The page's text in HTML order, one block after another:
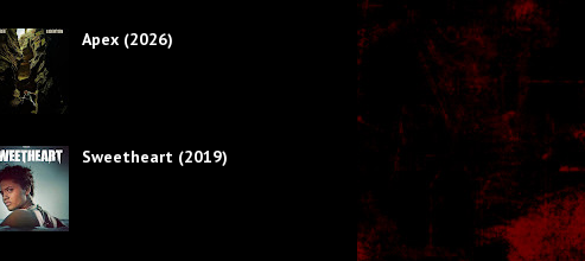
Apex (2026)
Sweetheart (2019)